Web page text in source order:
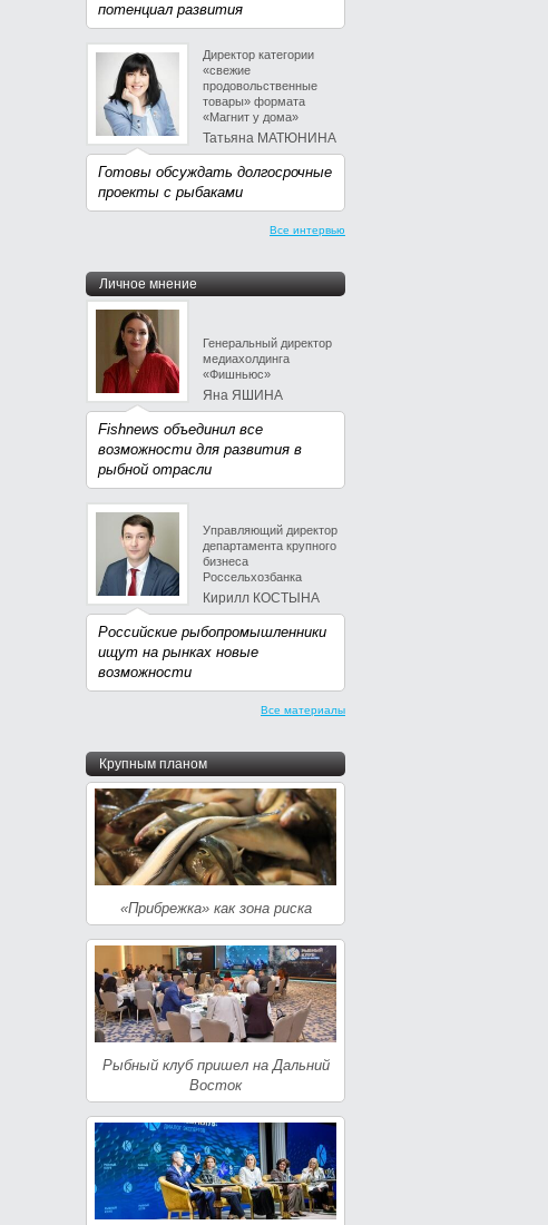
потенциал развития
Директор категории
«свежие
продовольственные
товары» формата
«Магнит у дома»
Татьяна МАТЮНИНА
Готовы обсуждать долгосрочные
проекты с рыбаками
Все интервью
Личное мнение
Генеральный директор
медиахолдинга
«Фишньюс»
Яна ЯШИНА
Fishnews объединил все
возможности для развития в
рыбной отрасли
Управляющий директор
департамента крупного
бизнеса
Россельхозбанка
Кирилл КОСТЫНА
Российские рыбопромышленники
ищут на рынках новые
возможности
Все материалы
Крупным планом
«Прибрежка» как зона риска
Рыбный клуб пришел на Дальний
Восток